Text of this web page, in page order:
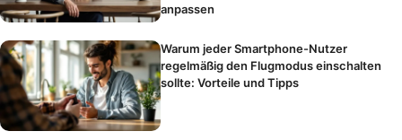
anpassen
Warum jeder Smartphone-Nutzer
regelmäßig den Flugmodus einschalten
sollte: Vorteile und Tipps